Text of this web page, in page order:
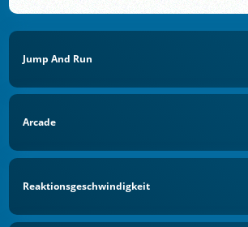
Jump And Run
Arcade
Reaktionsgeschwindigkeit